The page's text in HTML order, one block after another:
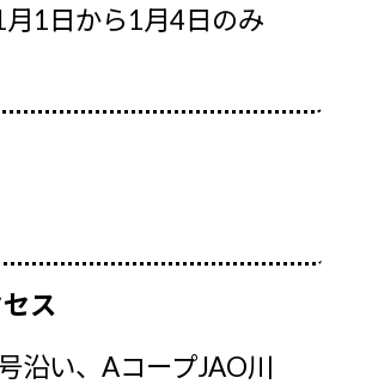
月1日から1月4日のみ
ス
沿い、AコープJAO川